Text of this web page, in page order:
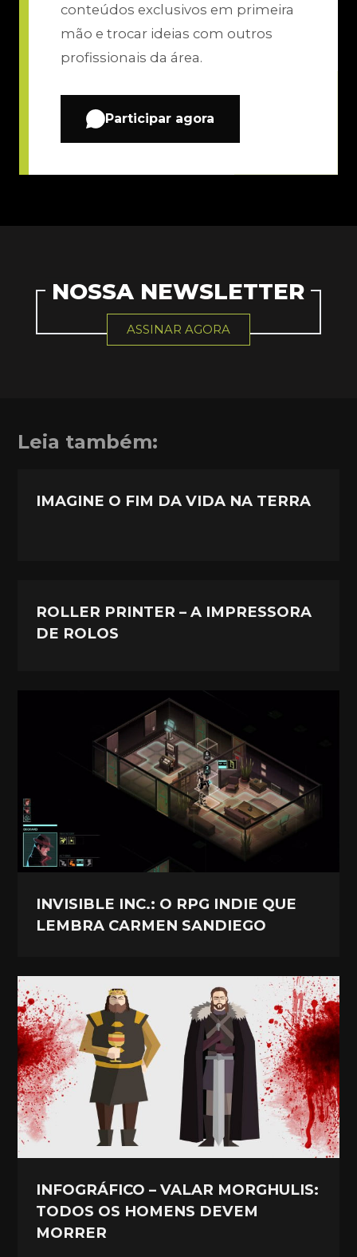
conteúdos exclusivos em primeira
mão e trocar ideias com outros
profissionais da área.
Participar agora
NOSSA NEWSLETTER
ASSINAR AGORA
Leia também:
IMAGINE O FIM DA VIDA NA TERRA
ROLLER PRINTER – A IMPRESSORA
DE ROLOS
INVISIBLE INC.: O RPG INDIE QUE
LEMBRA CARMEN SANDIEGO
INFOGRÁFICO – VALAR MORGHULIS:
TODOS OS HOMENS DEVEM
MORRER